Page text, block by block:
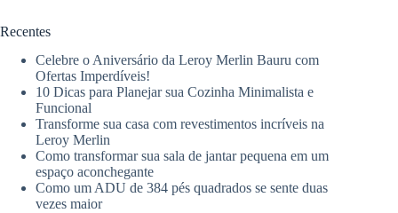
Recentes
Celebre o Aniversário da Leroy Merlin Bauru com
Ofertas Imperdíveis!
10 Dicas para Planejar sua Cozinha Minimalista e
Funcional
Transforme sua casa com revestimentos incríveis na
Leroy Merlin
Como transformar sua sala de jantar pequena em um
espaço aconchegante
Como um ADU de 384 pés quadrados se sente duas
vezes maior